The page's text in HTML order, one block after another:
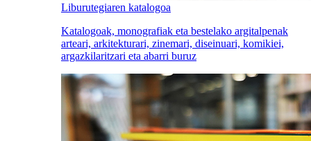
Liburutegiaren katalogoa
Katalogoak, monografiak eta bestelako argitalpenak
arteari, arkitekturari, zinemari, diseinuari, komikiei,
argazkilaritzari eta abarri buruz